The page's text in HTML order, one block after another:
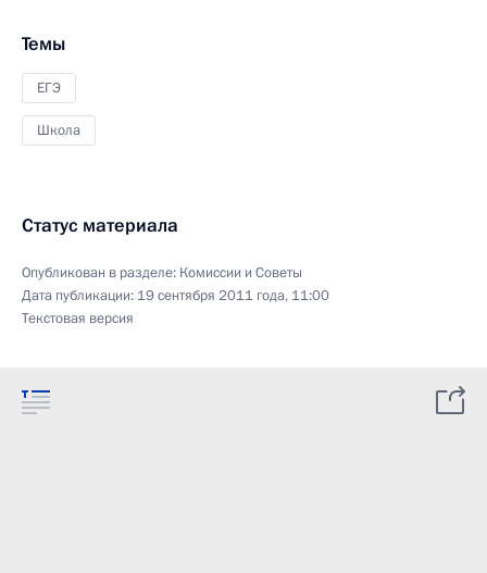
Темы
ЕГЭ
Школа
Статус материала
Опубликован в разделе: Комиссии и Советы
Дата публикации: 19 сентября 2011 года, 11:00
Текстовая версия